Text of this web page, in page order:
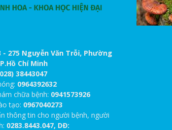
- 275 Nguyễn Văn Trỗi, Phường
Chí Minh
38443047
0964392632
chữa bệnh: 0941573926
tạo: 0967040273
thông tin cho người bệnh, người
0283.8443.047, DĐ: